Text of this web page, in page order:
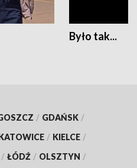
Było tak...
/ GDAŃSK /
/ KIELCE /
/ ŁÓDŹ / OLSZTYN /